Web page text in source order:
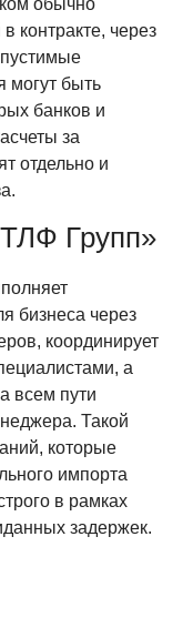
обычно
контракте, через
быть
банков и
за
отдельно и
Групп»
бизнеса через
координирует
а
всем пути
Такой
которые
импорта
в рамках
задержек.